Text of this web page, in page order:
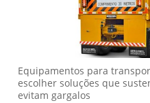
Equipamentos para
escolher soluções que
evitam gargalos